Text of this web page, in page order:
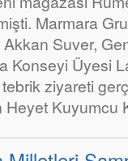
Marmara
Akkan Suver,
Konseyi Üyesi
ziyareti
Heyet Kuyumcu